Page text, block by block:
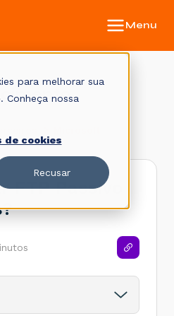
para melhorar sua
Conheça nossa
de cookies
Recusar
Passivo